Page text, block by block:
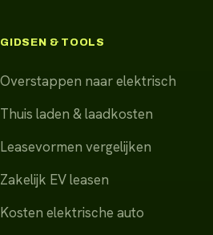
GIDSEN & TOOLS
Overstappen naar elektrisch
Thuis laden & laadkosten
Leasevormen vergelijken
Zakelijk EV leasen
Kosten elektrische auto